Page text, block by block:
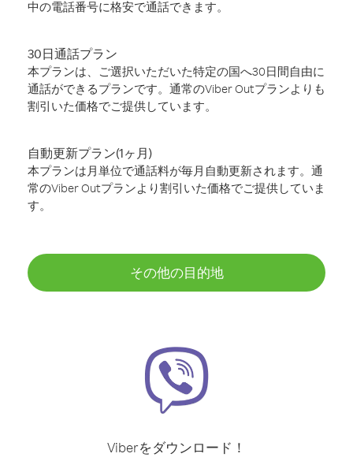
中の電話番号に格安で通話できます。
30日通話プラン
本プランは、ご選択いただいた特定の国へ30日間自由に
通話ができるプランです。通常のViber Outプランよりも
割引いた価格でご提供しています。
自動更新プラン(1ヶ月)
本プランは月単位で通話料が毎月自動更新されます。通
常のViber Outプランより割引いた価格でご提供していま
す。
その他の目的地
Viberをダウンロード！